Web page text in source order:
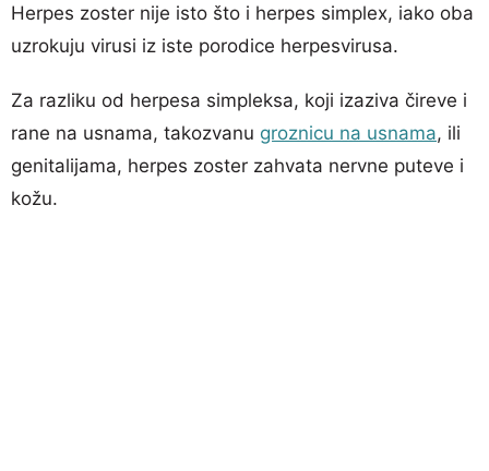
Herpes zoster nije isto što i herpes simplex, iako oba
uzrokuju virusi iz iste porodice herpesvirusa.
Za razliku od herpesa simpleksa, koji izaziva čireve i
rane na usnama, takozvanu groznicu na usnama, ili
genitalijama, herpes zoster zahvata nervne puteve i
kožu.